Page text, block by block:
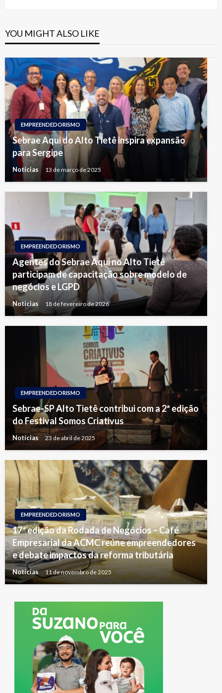
YOU MIGHT ALSO LIKE
EMPREENDEDORISMO
Sebrae Aqui do Alto Tietê inspira expansão
para Sergipe
Notícias 13 de março de 2025
EMPREENDEDORISMO
Agentes do Sebrae Aqui no Alto Tietê
participam de capacitação sobre modelo de
negócios e LGPD
Notícias 18 de fevereiro de 2026
EMPREENDEDORISMO
Sebrae-SP Alto Tietê contribui com a 2ª edição
do Festival Somos Criativus
Notícias 23 de abril de 2025
EMPREENDEDORISMO
17ª edição da Rodada de Negócios – Café
Empresarial da ACMC reúne empreendedores
e debate impactos da reforma tributária
Notícias 11 de novembro de 2025